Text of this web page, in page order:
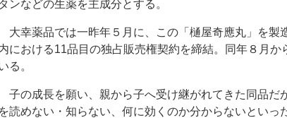
タンなどの生薬を主成分とする。
大幸薬品では一昨年５月に、この「樋屋奇應丸」を製
における11品目の独占販売権契約を締結。同年８月
る。
子の成長を願い、親から子へ受け継がれてきた同品だ
を読めない・知らない、何に効くのか分からないといっ